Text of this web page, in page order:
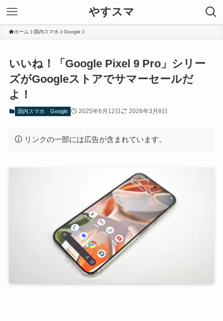
やすスマ
ホーム 国内スマホ Google
いいね！「Google Pixel 9 Pro」シリー
ズがGoogleストアでサマーセールだ
よ！
国内スマホ Google 2025年6月12日 2026年3月8日
リンクの一部には広告が含まれています。